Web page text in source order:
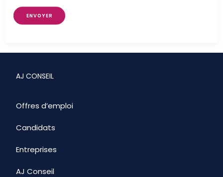
ENVOYER
AJ CONSEIL
Offres d’emploi
Candidats
Entreprises
AJ Conseil